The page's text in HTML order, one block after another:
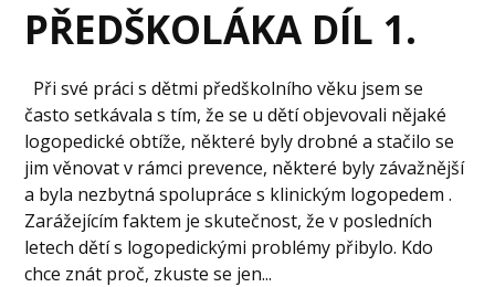
PŘEDŠKOLÁKA DÍL 1.
Při své práci s dětmi předškolního věku jsem se
často setkávala s tím, že se u dětí objevovali nějaké
logopedické obtíže, některé byly drobné a stačilo se
jim věnovat v rámci prevence, některé byly závažnější
a byla nezbytná spolupráce s klinickým logopedem .
Zarážejícím faktem je skutečnost, že v posledních
letech dětí s logopedickými problémy přibylo. Kdo
chce znát proč, zkuste se jen...